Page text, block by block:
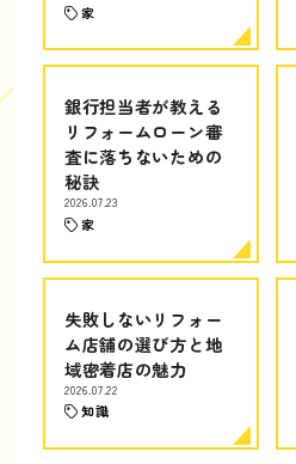
家
銀行担当者が教える
リフォームローン審
査に落ちないための
秘訣
2026.07.23
家
失敗しないリフォー
ム店舗の選び方と地
域密着店の魅力
2026.07.22
知識